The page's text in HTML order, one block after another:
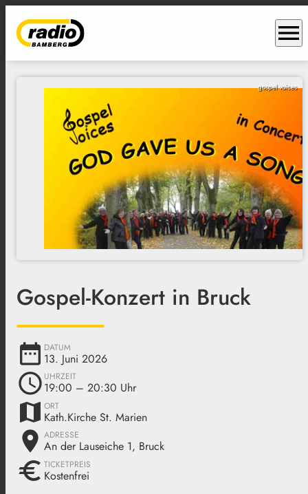
menu
gospel voices
Gospel-Konzert in Bruck
date_range DATUM
13. Juni 2026
schedule UHRZEIT
19:00 – 20:30 Uhr
map ORT
Kath.Kirche St. Marien
place ADRESSE
An der Lauseiche 1, Bruck
euro TICKETPREIS
Kostenfrei